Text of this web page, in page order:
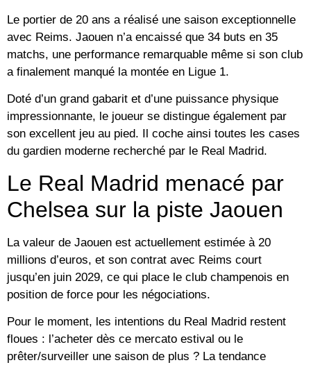
Le portier de 20 ans a réalisé une saison exceptionnelle
avec Reims. Jaouen n’a encaissé que 34 buts en 35
matchs, une performance remarquable même si son club
a finalement manqué la montée en Ligue 1.
Doté d’un grand gabarit et d’une puissance physique
impressionnante, le joueur se distingue également par
son excellent jeu au pied. Il coche ainsi toutes les cases
du gardien moderne recherché par le Real Madrid.
Le Real Madrid menacé par
Chelsea sur la piste Jaouen
La valeur de Jaouen est actuellement estimée à 20
millions d’euros, et son contrat avec Reims court
jusqu’en juin 2029, ce qui place le club champenois en
position de force pour les négociations.
Pour le moment, les intentions du Real Madrid restent
floues : l’acheter dès ce mercato estival ou le
prêter/surveiller une saison de plus ? La tendance